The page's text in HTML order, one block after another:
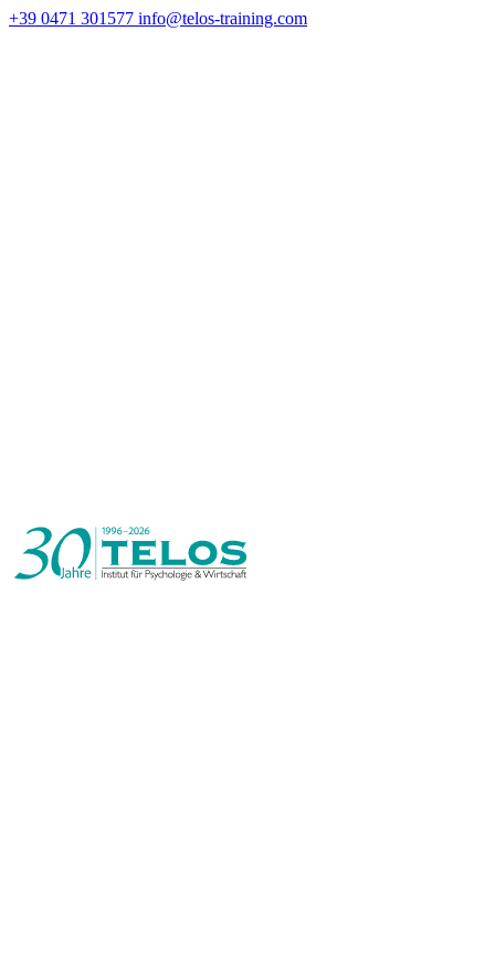
+39 0471 301577 info@telos-training.com